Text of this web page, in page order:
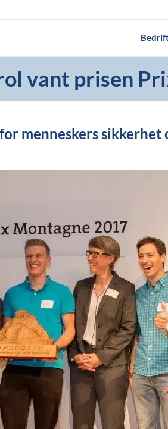
vant prisen
menneskers sikkerhet